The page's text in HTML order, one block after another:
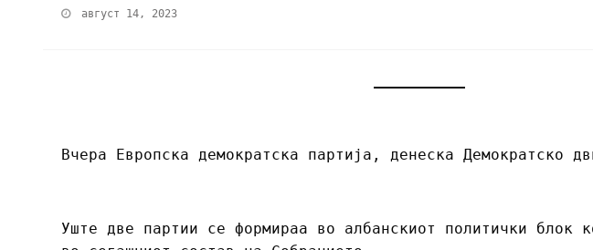
август 14, 2023
Вчера Европска демократска партија, денеска Демократско
Уште две партии се формираа во албанскиот политички блок